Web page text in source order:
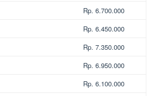
Rp. 6.700.000
Rp. 6.450.000
Rp. 7.350.000
Rp. 6.950.000
Rp. 6.100.000